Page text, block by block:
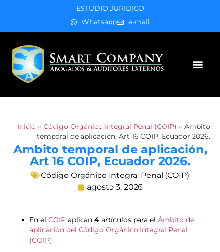
ESTUDIO JURIDICO
Whatsapp
e-mail
Inicio » Código Orgánico Integral Penal (COIP) » Ambito
temporal de aplicación, Art 16 COIP, Ecuador 2026.
Ambito temporal de aplicación,
Art 16 COIP, Ecuador 2026.
Código Orgánico Integral Penal (COIP)
agosto 3, 2026
En el COIP aplican 4 artículos para el Ámbito de
aplicación del Código Orgánico Integral Penal
(COIP).